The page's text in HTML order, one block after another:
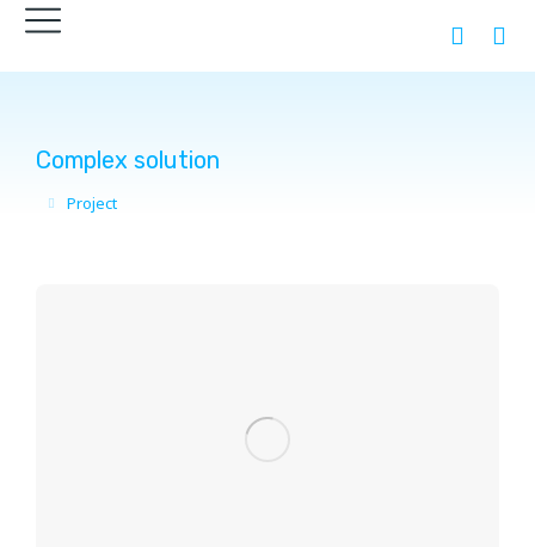
Complex solution
You are here:
Project